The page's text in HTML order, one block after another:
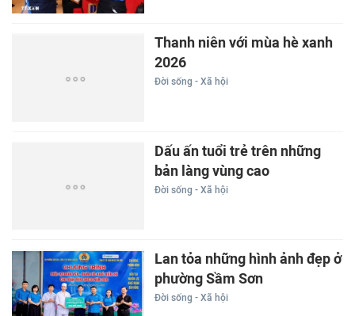
Thanh niên với mùa hè xanh
2026
Đời sống - Xã hội
Dấu ấn tuổi trẻ trên những
bản làng vùng cao
Đời sống - Xã hội
Lan tỏa những hình ảnh đẹp ở
phường Sầm Sơn
Đời sống - Xã hội